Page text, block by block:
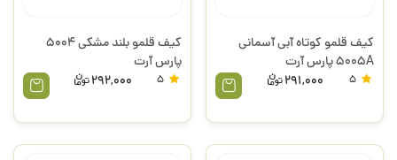
کیف قلمو کوتاه آبی آسمانی
5005A پارس آرت
291,000
کیف قلمو بلند مشکی 5004
پارس آرت
292,000